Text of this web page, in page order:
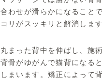
合わせが滑らかになること
コリがスッキリと解消します
丸まった背中を伸ばし、施
背骨がゆがんで猫背になる
しまいます。矯正によって